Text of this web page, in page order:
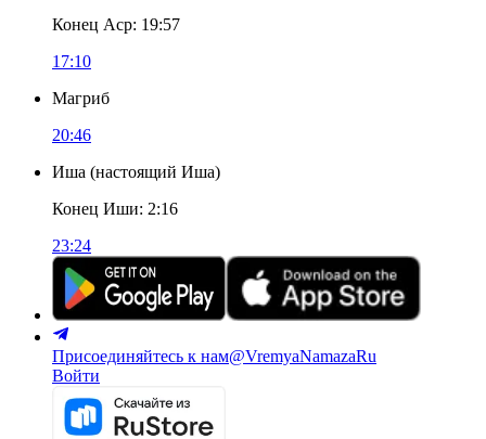
Конец Аср: 19:57
17:10
Магриб
20:46
Иша (настоящий Иша)
Конец Иши: 2:16
23:24
Присоединяйтесь к нам@VremyaNamazaRu
Войти